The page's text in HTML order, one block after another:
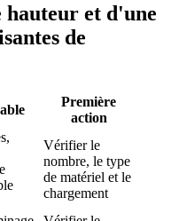
hauteur et d'une
de
Première
action
Vérifier le
nombre, le type
de matériel et le
chargement